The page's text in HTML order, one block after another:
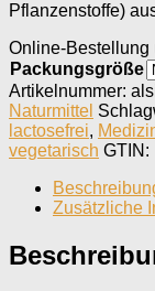
Pflanzenstoffe)
Online-Bestellung
Packungsgröße
Artikelnummer:
Naturmittel
lactosefrei,
vegetarisch GTIN:
Zusätzliche